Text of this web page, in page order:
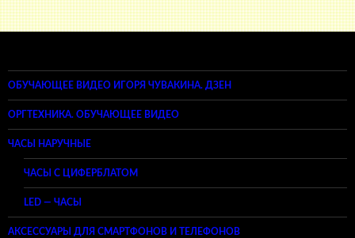
ОБУЧАЮЩЕЕ ВИДЕО ИГОРЯ ЧУВАКИНА. ДЗЕН
ОРГТЕХНИКА. ОБУЧАЮЩЕЕ ВИДЕО
ЧАСЫ НАРУЧНЫЕ
ЧАСЫ С ЦИФЕРБЛАТОМ
LED — ЧАСЫ
АКСЕССУАРЫ ДЛЯ СМАРТФОНОВ И ТЕЛЕФОНОВ